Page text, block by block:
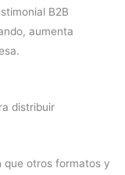
B2B
aumenta
distribuir
que otros formatos y